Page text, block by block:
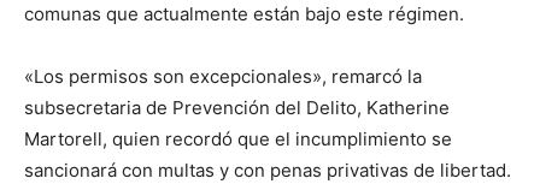
comunas que actualmente están bajo este régimen.
«Los permisos son excepcionales», remarcó la
subsecretaria de Prevención del Delito, Katherine
Martorell, quien recordó que el incumplimiento se
sancionará con multas y con penas privativas de libertad.